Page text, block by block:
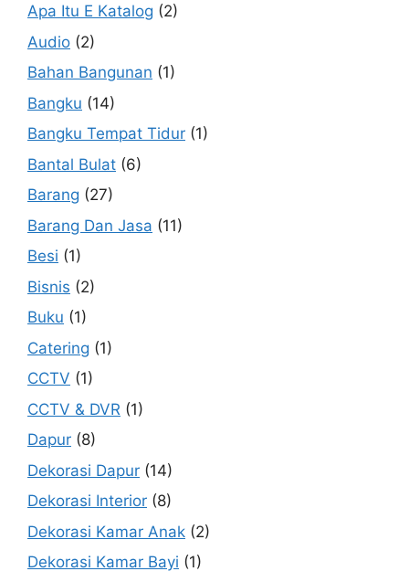
Apa Itu E Katalog (2)
Audio (2)
Bahan Bangunan (1)
Bangku (14)
Bangku Tempat Tidur (1)
Bantal Bulat (6)
Barang (27)
Barang Dan Jasa (11)
Besi (1)
Bisnis (2)
Buku (1)
Catering (1)
CCTV (1)
CCTV & DVR (1)
Dapur (8)
Dekorasi Dapur (14)
Dekorasi Interior (8)
Dekorasi Kamar Anak (2)
Dekorasi Kamar Bayi (1)